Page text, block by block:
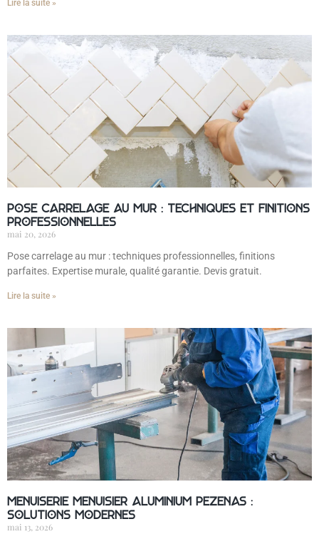
Lire la suite »
Pose carrelage au mur : techniques et finitions
professionnelles
mai 20, 2026
Pose carrelage au mur : techniques professionnelles, finitions
parfaites. Expertise murale, qualité garantie. Devis gratuit.
Lire la suite »
Menuiserie menuisier aluminium Pézenas :
solutions modernes
mai 13, 2026